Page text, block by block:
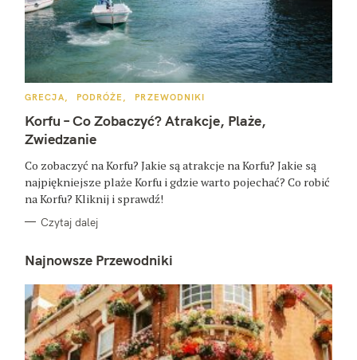
K
T
E
G
O
I
E
GRECJA PODRÓŻE PRZEWODNIKI
Korfu – Co Zobaczyć? Atrakcje, Plaże,
Zwiedzanie
Co zobaczyć na Korfu? Jakie są atrakcje na Korfu? Jakie są
najpiękniejsze plaże Korfu i gdzie warto pojechać? Co robić
na Korfu? Kliknij i sprawdź!
Czytaj dalej
Najnowsze Przewodniki
y
s
z
u
a
: